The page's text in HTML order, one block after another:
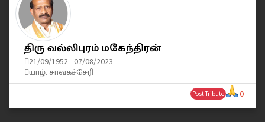
திரு வல்லிபுரம் மகேந்திரன்
21/09/1952 - 07/08/2023
யாழ். சாவகச்சேரி
0
Post Tribute